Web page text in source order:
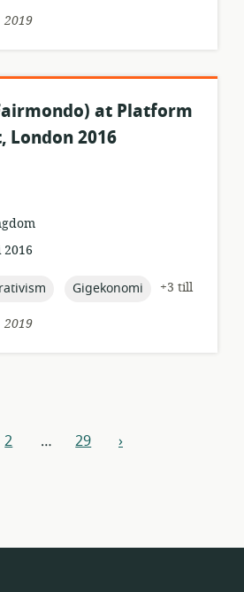
at Platform
London 2016
topic:
Gigekonomi
+3 till
2 … 29 nästa
›